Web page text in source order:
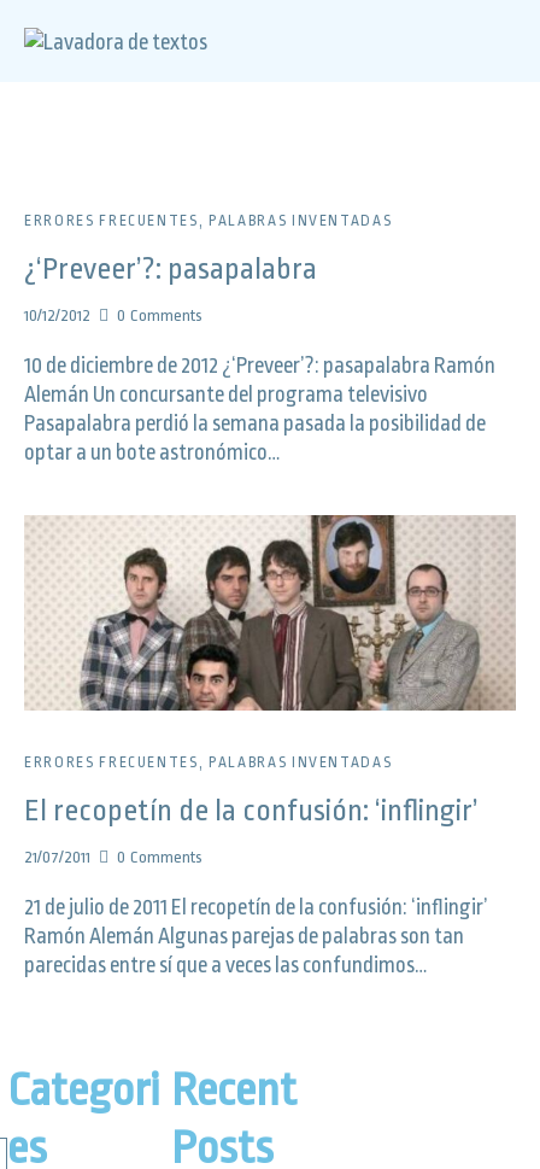
ERRORES FRECUENTES , PALABRAS INVENTADAS
¿‘Preveer’?: pasapalabra
10/12/2012 0 Comments
10 de diciembre de 2012 ¿‘Preveer’?: pasapalabra Ramón
Alemán Un concursante del programa televisivo
Pasapalabra perdió la semana pasada la posibilidad de
optar a un bote astronómico…
ERRORES FRECUENTES , PALABRAS INVENTADAS
El recopetín de la confusión: ‘inflingir’
21/07/2011 0 Comments
21 de julio de 2011 El recopetín de la confusión: ‘inflingir’
Ramón Alemán Algunas parejas de palabras son tan
parecidas entre sí que a veces las confundimos…
Categori
es
Recent
Posts